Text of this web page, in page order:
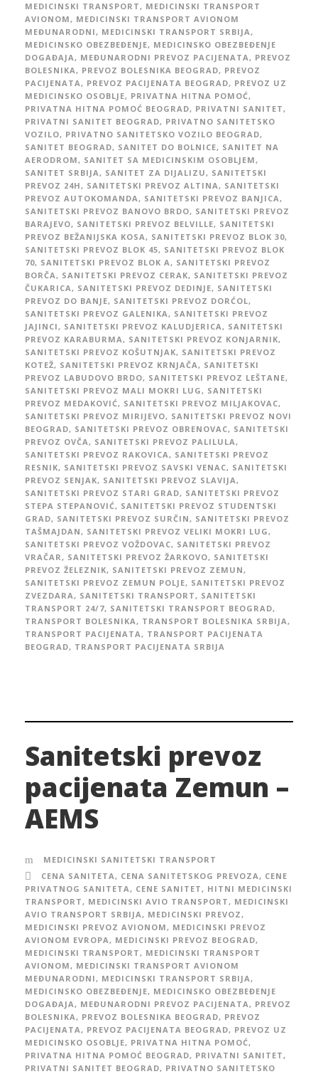
MEDICINSKI TRANSPORT, MEDICINSKI TRANSPORT
AVIONOM, MEDICINSKI TRANSPORT AVIONOM
MEĐUNARODNI, MEDICINSKI TRANSPORT SRBIJA,
MEDICINSKO OBEZBEĐENJE, MEDICINSKO OBEZBEĐENJE
DOGAĐAJA, MEĐUNARODNI PREVOZ PACIJENATA, PREVOZ
BOLESNIKA, PREVOZ BOLESNIKA BEOGRAD, PREVOZ
PACIJENATA, PREVOZ PACIJENATA BEOGRAD, PREVOZ UZ
MEDICINSKO OSOBLJE, PRIVATNA HITNA POMOĆ,
PRIVATNA HITNA POMOĆ BEOGRAD, PRIVATNI SANITET,
PRIVATNI SANITET BEOGRAD, PRIVATNO SANITETSKO
VOZILO, PRIVATNO SANITETSKO VOZILO BEOGRAD,
SANITET BEOGRAD, SANITET DO BOLNICE, SANITET NA
AERODROM, SANITET SA MEDICINSKIM OSOBLJEM,
SANITET SRBIJA, SANITET ZA DIJALIZU, SANITETSKI
PREVOZ 24H, SANITETSKI PREVOZ ALTINA, SANITETSKI
PREVOZ AUTOKOMANDA, SANITETSKI PREVOZ BANJICA,
SANITETSKI PREVOZ BANOVO BRDO, SANITETSKI PREVOZ
BARAJEVO, SANITETSKI PREVOZ BELVILLE, SANITETSKI
PREVOZ BEŽANIJSKA KOSA, SANITETSKI PREVOZ BLOK 30,
SANITETSKI PREVOZ BLOK 45, SANITETSKI PREVOZ BLOK
70, SANITETSKI PREVOZ BLOK A, SANITETSKI PREVOZ
BORČA, SANITETSKI PREVOZ CERAK, SANITETSKI PREVOZ
ČUKARICA, SANITETSKI PREVOZ DEDINJE, SANITETSKI
PREVOZ DO BANJE, SANITETSKI PREVOZ DORĆOL,
SANITETSKI PREVOZ GALENIKA, SANITETSKI PREVOZ
JAJINCI, SANITETSKI PREVOZ KALUDJERICA, SANITETSKI
PREVOZ KARABURMA, SANITETSKI PREVOZ KONJARNIK,
SANITETSKI PREVOZ KOŠUTNJAK, SANITETSKI PREVOZ
KOTEŽ, SANITETSKI PREVOZ KRNJAČA, SANITETSKI
PREVOZ LABUDOVO BRDO, SANITETSKI PREVOZ LEŠTANE,
SANITETSKI PREVOZ MALI MOKRI LUG, SANITETSKI
PREVOZ MEDAKOVIĆ, SANITETSKI PREVOZ MILJAKOVAC,
SANITETSKI PREVOZ MIRIJEVO, SANITETSKI PREVOZ NOVI
BEOGRAD, SANITETSKI PREVOZ OBRENOVAC, SANITETSKI
PREVOZ OVČA, SANITETSKI PREVOZ PALILULA,
SANITETSKI PREVOZ RAKOVICA, SANITETSKI PREVOZ
RESNIK, SANITETSKI PREVOZ SAVSKI VENAC, SANITETSKI
PREVOZ SENJAK, SANITETSKI PREVOZ SLAVIJA,
SANITETSKI PREVOZ STARI GRAD, SANITETSKI PREVOZ
STEPA STEPANOVIĆ, SANITETSKI PREVOZ STUDENTSKI
GRAD, SANITETSKI PREVOZ SURČIN, SANITETSKI PREVOZ
TAŠMAJDAN, SANITETSKI PREVOZ VELIKI MOKRI LUG,
SANITETSKI PREVOZ VOŽDOVAC, SANITETSKI PREVOZ
VRAČAR, SANITETSKI PREVOZ ŽARKOVO, SANITETSKI
PREVOZ ŽELEZNIK, SANITETSKI PREVOZ ZEMUN,
SANITETSKI PREVOZ ZEMUN POLJE, SANITETSKI PREVOZ
ZVEZDARA, SANITETSKI TRANSPORT, SANITETSKI
TRANSPORT 24/7, SANITETSKI TRANSPORT BEOGRAD,
TRANSPORT BOLESNIKA, TRANSPORT BOLESNIKA SRBIJA,
TRANSPORT PACIJENATA, TRANSPORT PACIJENATA
BEOGRAD, TRANSPORT PACIJENATA SRBIJA
Sanitetski prevoz
pacijenata Zemun –
AEMS
MEDICINSKI SANITETSKI TRANSPORT
CENA SANITETA , CENA SANITETSKOG PREVOZA , CENE
PRIVATNOG SANITETA , CENE SANITET , HITNI MEDICINSKI
TRANSPORT , MEDICINSKI AVIO TRANSPORT , MEDICINSKI
AVIO TRANSPORT SRBIJA , MEDICINSKI PREVOZ ,
MEDICINSKI PREVOZ AVIONOM , MEDICINSKI PREVOZ
AVIONOM EVROPA , MEDICINSKI PREVOZ BEOGRAD,
MEDICINSKI TRANSPORT , MEDICINSKI TRANSPORT
AVIONOM , MEDICINSKI TRANSPORT AVIONOM
MEĐUNARODNI , MEDICINSKI TRANSPORT SRBIJA ,
MEDICINSKO OBEZBEĐENJE, MEDICINSKO OBEZBEĐENJE
DOGAĐAJA , MEĐUNARODNI PREVOZ PACIJENATA , PREVOZ
BOLESNIKA , PREVOZ BOLESNIKA BEOGRAD, PREVOZ
PACIJENATA , PREVOZ PACIJENATA BEOGRAD, PREVOZ UZ
MEDICINSKO OSOBLJE, PRIVATNA HITNA POMOĆ,
PRIVATNA HITNA POMOĆ BEOGRAD, PRIVATNI SANITET ,
PRIVATNI SANITET BEOGRAD, PRIVATNO SANITETSKO